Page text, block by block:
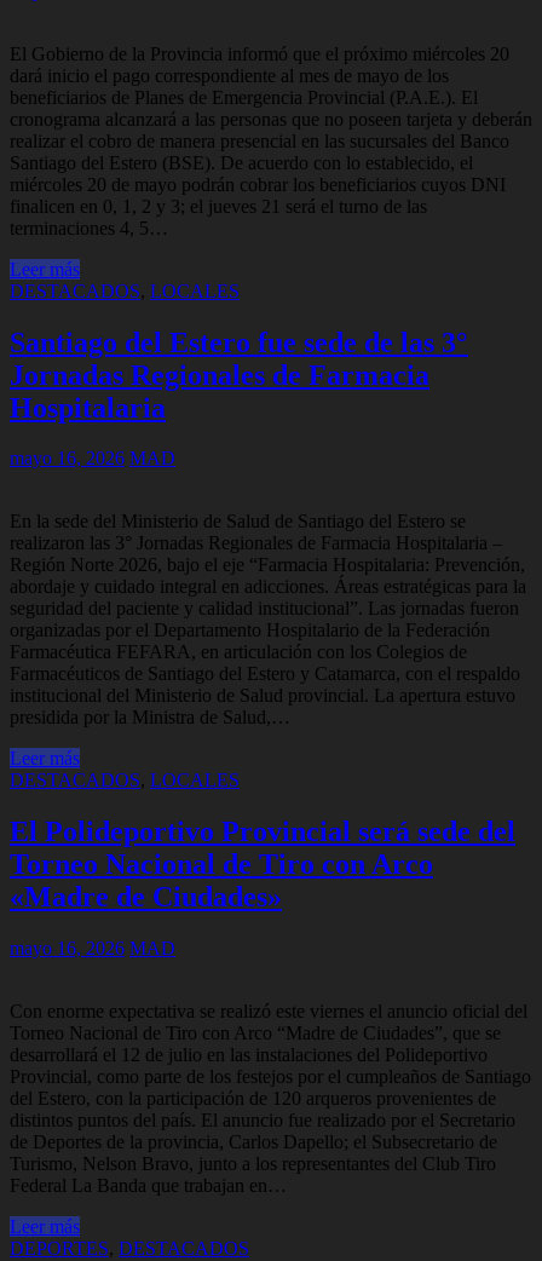
El Gobierno de la Provincia informó que el próximo miércoles 20
dará inicio el pago correspondiente al mes de mayo de los
beneficiarios de Planes de Emergencia Provincial (P.A.E.). El
cronograma alcanzará a las personas que no poseen tarjeta y deberán
realizar el cobro de manera presencial en las sucursales del Banco
Santiago del Estero (BSE). De acuerdo con lo establecido, el
miércoles 20 de mayo podrán cobrar los beneficiarios cuyos DNI
finalicen en 0, 1, 2 y 3; el jueves 21 será el turno de las
terminaciones 4, 5…
Leer más
DESTACADOS, LOCALES
Santiago del Estero fue sede de las 3°
Jornadas Regionales de Farmacia
Hospitalaria
mayo 16, 2026 MAD
En la sede del Ministerio de Salud de Santiago del Estero se
realizaron las 3° Jornadas Regionales de Farmacia Hospitalaria –
Región Norte 2026, bajo el eje “Farmacia Hospitalaria: Prevención,
abordaje y cuidado integral en adicciones. Áreas estratégicas para la
seguridad del paciente y calidad institucional”. Las jornadas fueron
organizadas por el Departamento Hospitalario de la Federación
Farmacéutica FEFARA, en articulación con los Colegios de
Farmacéuticos de Santiago del Estero y Catamarca, con el respaldo
institucional del Ministerio de Salud provincial. La apertura estuvo
presidida por la Ministra de Salud,…
Leer más
DESTACADOS, LOCALES
El Polideportivo Provincial será sede del
Torneo Nacional de Tiro con Arco
«Madre de Ciudades»
mayo 16, 2026 MAD
Con enorme expectativa se realizó este viernes el anuncio oficial del
Torneo Nacional de Tiro con Arco “Madre de Ciudades”, que se
desarrollará el 12 de julio en las instalaciones del Polideportivo
Provincial, como parte de los festejos por el cumpleaños de Santiago
del Estero, con la participación de 120 arqueros provenientes de
distintos puntos del país. El anuncio fue realizado por el Secretario
de Deportes de la provincia, Carlos Dapello; el Subsecretario de
Turismo, Nelson Bravo, junto a los representantes del Club Tiro
Federal La Banda que trabajan en…
Leer más
DEPORTES, DESTACADOS